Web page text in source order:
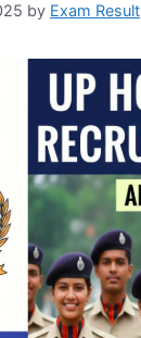
by Exam Result